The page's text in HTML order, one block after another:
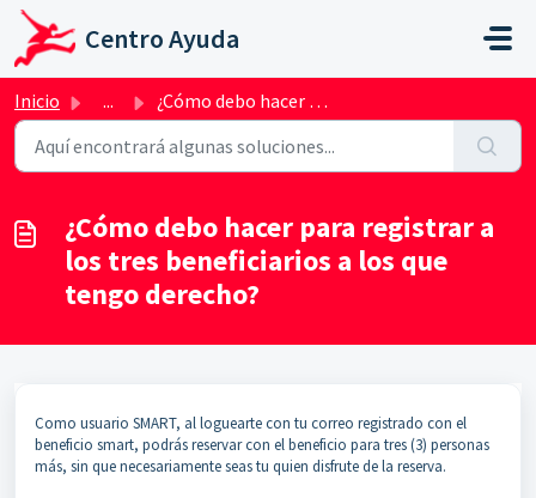
Saltar al contenido principal
Centro Ayuda
Inicio ... ¿Cómo debo hacer para registrar a los tres beneficiarios ...
¿Cómo debo hacer para registrar a
los tres beneficiarios a los que
tengo derecho?
Como usuario SMART, al loguearte con tu correo registrado con el
beneficio smart, podrás reservar con el beneficio para tres (3) personas
más, sin que necesariamente seas tu quien disfrute de la reserva.